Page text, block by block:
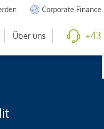
Corporate Finance
Über uns +43